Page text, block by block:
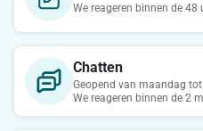
We reageren binnen de 48
Chatten
Geopend van maandag
We reageren binnen de 2